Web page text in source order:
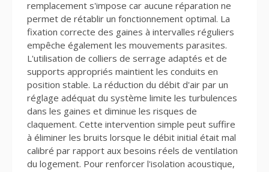
remplacement s'impose car aucune réparation ne
permet de rétablir un fonctionnement optimal. La
fixation correcte des gaines à intervalles réguliers
empêche également les mouvements parasites.
L'utilisation de colliers de serrage adaptés et de
supports appropriés maintient les conduits en
position stable. La réduction du débit d'air par un
réglage adéquat du système limite les turbulences
dans les gaines et diminue les risques de
claquement. Cette intervention simple peut suffire
à éliminer les bruits lorsque le débit initial était mal
calibré par rapport aux besoins réels de ventilation
du logement. Pour renforcer l'isolation acoustique,